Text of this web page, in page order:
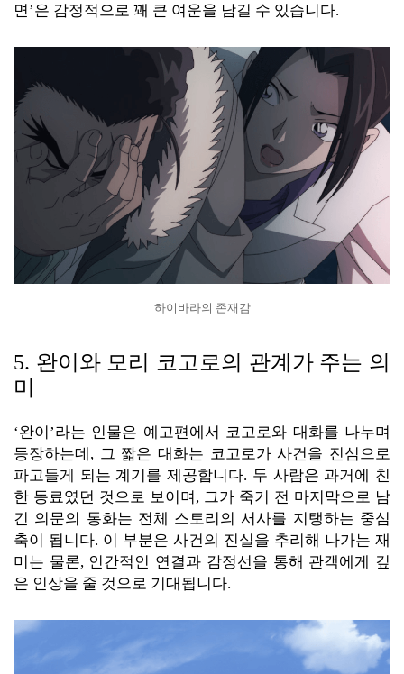
면’은 감정적으로 꽤 큰 여운을 남길 수 있습니다.
하이바라의 존재감
5. 완이와 모리 코고로의 관계가 주는 의
미
‘완이’라는 인물은 예고편에서 코고로와 대화를 나누며
등장하는데, 그 짧은 대화는 코고로가 사건을 진심으로
파고들게 되는 계기를 제공합니다. 두 사람은 과거에 친
한 동료였던 것으로 보이며, 그가 죽기 전 마지막으로 남
긴 의문의 통화는 전체 스토리의 서사를 지탱하는 중심
축이 됩니다. 이 부분은 사건의 진실을 추리해 나가는 재
미는 물론, 인간적인 연결과 감정선을 통해 관객에게 깊
은 인상을 줄 것으로 기대됩니다.